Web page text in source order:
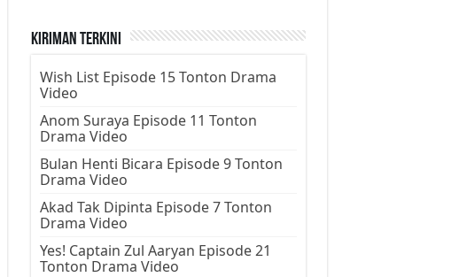
Kiriman Terkini
Wish List Episode 15 Tonton Drama
Video
Anom Suraya Episode 11 Tonton
Drama Video
Bulan Henti Bicara Episode 9 Tonton
Drama Video
Akad Tak Dipinta Episode 7 Tonton
Drama Video
Yes! Captain Zul Aaryan Episode 21
Tonton Drama Video